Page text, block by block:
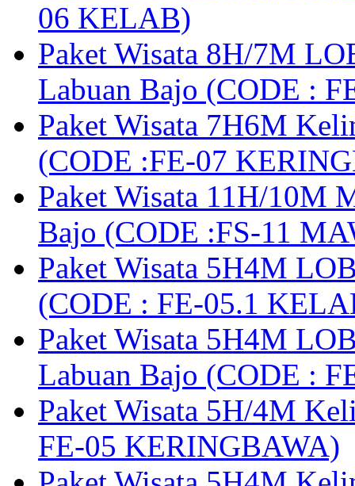
06 KELAB)
Paket Wisata 8H/7M
Labuan Bajo (CODE :
Paket Wisata 7H6M
(CODE :FE-07
Paket Wisata 11H/10M
Bajo (CODE :FS-11
Paket Wisata 5H4M
(CODE : FE-05.1
Paket Wisata 5H4M
Labuan Bajo (CODE :
Paket Wisata 5H/4M
FE-05 KERINGBAWA)